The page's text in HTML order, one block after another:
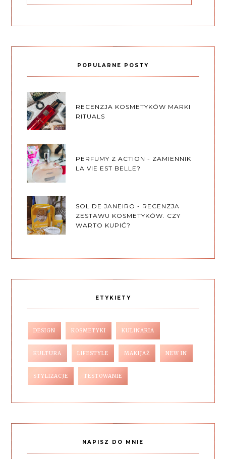
POPULARNE POSTY
RECENZJA KOSMETYKÓW MARKI
RITUALS
PERFUMY Z ACTION - ZAMIENNIK
LA VIE EST BELLE?
SOL DE JANEIRO - RECENZJA
ZESTAWU KOSMETYKÓW. CZY
WARTO KUPIĆ?
ETYKIETY
DESIGN KOSMETYKI KULINARIA
KULTURA LIFESTYLE MAKIJAŻ NEW IN
STYLIZACJE TESTOWANIE
NAPISZ DO MNIE